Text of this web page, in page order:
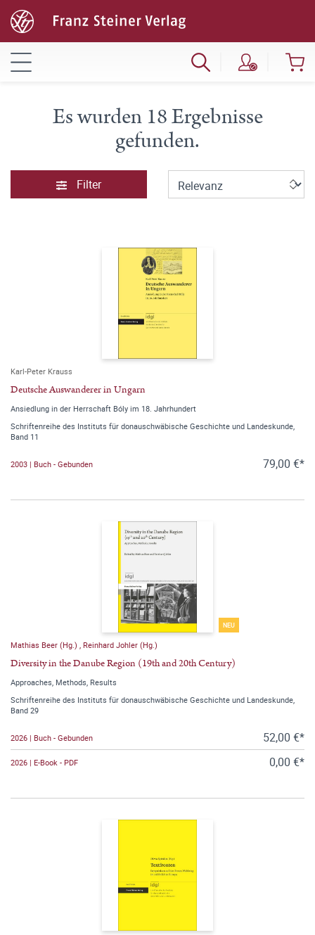
Es wurden 18 Ergebnisse
gefunden.
Filter
Karl-Peter Krauss
Deutsche Auswanderer in Ungarn
Ansiedlung in der Herrschaft Bóly im 18. Jahrhundert
Schriftenreihe des Instituts für donauschwäbische Geschichte und Landeskunde,
Band 11
2003 | Buch - Gebunden 79,00 €*
NEU
Mathias Beer (Hg.) , Reinhard Johler (Hg.)
Diversity in the Danube Region (19th and 20th Century)
Approaches, Methods, Results
Schriftenreihe des Instituts für donauschwäbische Geschichte und Landeskunde,
Band 29
2026 | Buch - Gebunden 52,00 €*
2026 | E-Book - PDF 0,00 €*